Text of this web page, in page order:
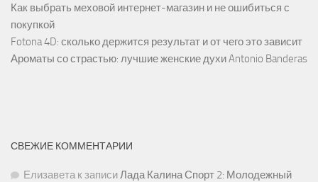
Как выбрать меховой интернет-магазин и не ошибиться с
покупкой
Fotona 4D: сколько держится результат и от чего это зависит
Ароматы со страстью: лучшие женские духи Antonio Banderas
СВЕЖИЕ КОММЕНТАРИИ
Елизаветак записиЛада Калина Спорт 2: Молодежный